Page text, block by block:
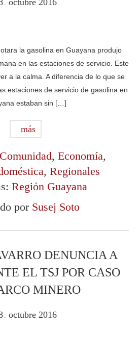
. octubre 2016
la gasolina en Guayana produjo
en las estaciones de servicio. Este
a la calma. A diferencia de lo que se
estaciones de servicio de gasolina en
estaban sin […]
más
Comunidad, Economía,
, Regionales
Región Guayana
por Susej Soto
DENUNCIA A
EL TSJ POR CASO
MINERO
. octubre 2016